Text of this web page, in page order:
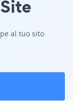
Site
al tuo sito